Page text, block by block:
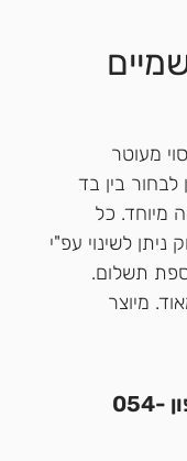
מעוטר
לבחור בין בד
מיוחד. כל
לשינוי עפ"י
תשלום.
מיוצר
להזמנת המוצר יש להתקשר לטלפון 054-